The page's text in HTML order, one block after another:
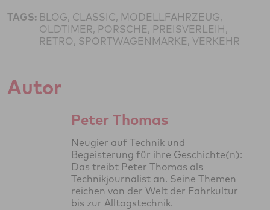
TAGS: BLOG, CLASSIC, MODELLFAHRZEUG,
OLDTIMER, PORSCHE, PREISVERLEIH,
RETRO, SPORTWAGENMARKE, VERKEHR
Autor
Peter Thomas
Neugier auf Technik und
Begeisterung für ihre Geschichte(n):
Das treibt Peter Thomas als
Technikjournalist an. Seine Themen
reichen von der Welt der Fahrkultur
bis zur Alltagstechnik.